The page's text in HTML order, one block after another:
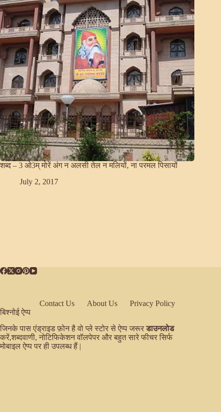
शब्द – 3 ओ3म् मोरें अंग न अलसी तेल न मलियों, ना परमल पिसायों
July 2, 2017
Contact Us About Us
Privacy Policy
बिश्नोई ऐप्प
जिनके पास एंड्राइड फ़ोन है वो प्ले स्टोर से ऐप्प जरूरडाउनलोड
करें,शब्दवाणी, नोटिफिकेशन वॉलपेपर और बहुत सारे फीचर सिर्फ
मोबाइल ऐप्प पर ही उपलब्ध हैं |